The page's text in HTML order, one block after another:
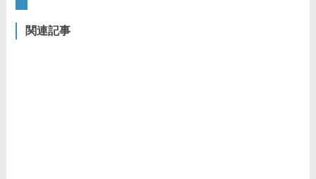
関連記事